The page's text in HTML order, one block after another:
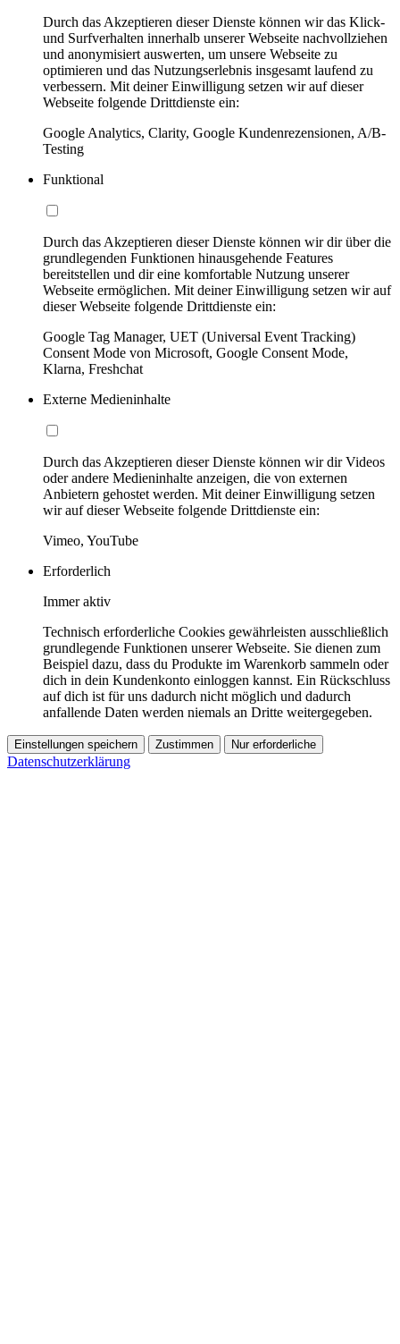
Durch das Akzeptieren dieser Dienste können wir das Klick-
und Surfverhalten innerhalb unserer Webseite nachvollziehen
und anonymisiert auswerten, um unsere Webseite zu
optimieren und das Nutzungserlebnis insgesamt laufend zu
verbessern. Mit deiner Einwilligung setzen wir auf dieser
Webseite folgende Drittdienste ein:
Google Analytics, Clarity, Google Kundenrezensionen, A/B-
Testing
Funktional
Durch das Akzeptieren dieser Dienste können wir dir über die
grundlegenden Funktionen hinausgehende Features
bereitstellen und dir eine komfortable Nutzung unserer
Webseite ermöglichen. Mit deiner Einwilligung setzen wir auf
dieser Webseite folgende Drittdienste ein:
Google Tag Manager, UET (Universal Event Tracking)
Consent Mode von Microsoft, Google Consent Mode,
Klarna, Freshchat
Externe Medieninhalte
Durch das Akzeptieren dieser Dienste können wir dir Videos
oder andere Medieninhalte anzeigen, die von externen
Anbietern gehostet werden. Mit deiner Einwilligung setzen
wir auf dieser Webseite folgende Drittdienste ein:
Vimeo, YouTube
Erforderlich
Immer aktiv
Technisch erforderliche Cookies gewährleisten ausschließlich
grundlegende Funktionen unserer Webseite. Sie dienen zum
Beispiel dazu, dass du Produkte im Warenkorb sammeln oder
dich in dein Kundenkonto einloggen kannst. Ein Rückschluss
auf dich ist für uns dadurch nicht möglich und dadurch
anfallende Daten werden niemals an Dritte weitergegeben.
Einstellungen speichern Zustimmen Nur erforderliche
Datenschutzerklärung